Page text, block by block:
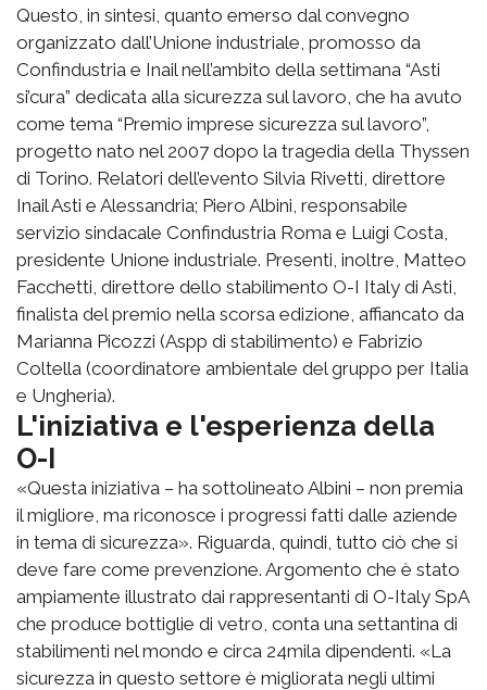
Questo, in sintesi, quanto emerso dal convegno
organizzato dall’Unione industriale, promosso da
Confindustria e Inail nell’ambito della settimana “Asti
si’cura” dedicata alla sicurezza sul lavoro, che ha avuto
come tema “Premio imprese sicurezza sul lavoro”,
progetto nato nel 2007 dopo la tragedia della Thyssen
di Torino. Relatori dell’evento Silvia Rivetti, direttore
Inail Asti e Alessandria; Piero Albini, responsabile
servizio sindacale Confindustria Roma e Luigi Costa,
presidente Unione industriale. Presenti, inoltre, Matteo
Facchetti, direttore dello stabilimento O-I Italy di Asti,
finalista del premio nella scorsa edizione, affiancato da
Marianna Picozzi (Aspp di stabilimento) e Fabrizio
Coltella (coordinatore ambientale del gruppo per Italia
e Ungheria).
L'iniziativa e l'esperienza della
O-I
«Questa iniziativa – ha sottolineato Albini – non premia
il migliore, ma riconosce i progressi fatti dalle aziende
in tema di sicurezza». Riguarda, quindi, tutto ciò che si
deve fare come prevenzione. Argomento che è stato
ampiamente illustrato dai rappresentanti di O-Italy SpA
che produce bottiglie di vetro, conta una settantina di
stabilimenti nel mondo e circa 24mila dipendenti. «La
sicurezza in questo settore è migliorata negli ultimi